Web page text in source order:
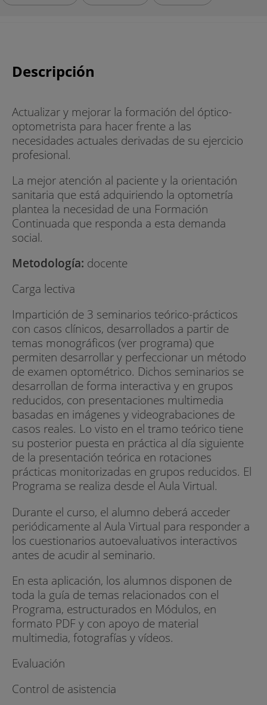
Descripción
Actualizar y mejorar la formación del óptico-
optometrista para hacer frente a las
necesidades actuales derivadas de su ejercicio
profesional.
La mejor atención al paciente y la orientación
sanitaria que está adquiriendo la optometría
plantea la necesidad de una Formación
Continuada que responda a esta demanda
social.
Metodología: docente
Carga lectiva
Impartición de 3 seminarios teórico-prácticos
con casos clínicos, desarrollados a partir de
temas monográficos (ver programa) que
permiten desarrollar y perfeccionar un método
de examen optométrico. Dichos seminarios se
desarrollan de forma interactiva y en grupos
reducidos, con presentaciones multimedia
basadas en imágenes y videograbaciones de
casos reales. Lo visto en el tramo teórico tiene
su posterior puesta en práctica al día siguiente
de la presentación teórica en rotaciones
prácticas monitorizadas en grupos reducidos. El
Programa se realiza desde el Aula Virtual.
Durante el curso, el alumno deberá acceder
periódicamente al Aula Virtual para responder a
los cuestionarios autoevaluativos interactivos
antes de acudir al seminario.
En esta aplicación, los alumnos disponen de
toda la guía de temas relacionados con el
Programa, estructurados en Módulos, en
formato PDF y con apoyo de material
multimedia, fotografías y vídeos.
Evaluación
Control de asistencia